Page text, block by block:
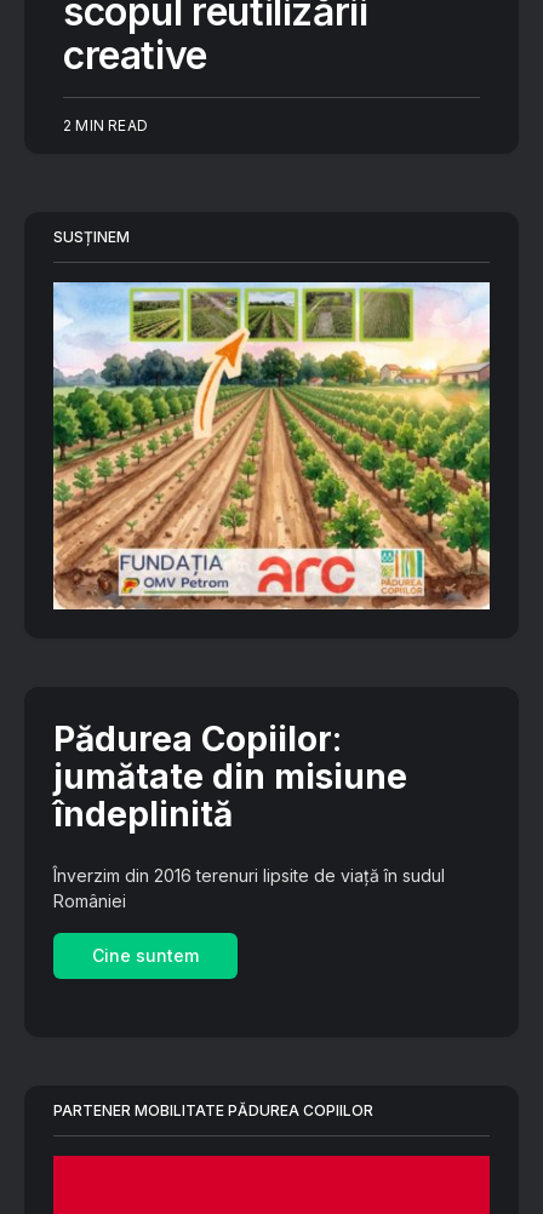
scopul reutilizării
creative
2 MIN READ
SUSȚINEM
Pădurea Copiilor:
jumătate din misiune
îndeplinită
Înverzim din 2016 terenuri lipsite de viață în sudul
României
Cine suntem
PARTENER MOBILITATE PĂDUREA COPIILOR